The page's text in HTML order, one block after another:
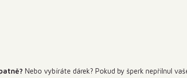
Nebo vybíráte dárek? Pokud by šperk nepřilnul